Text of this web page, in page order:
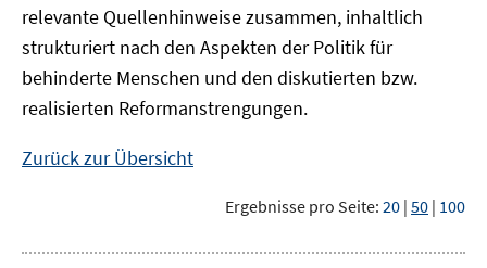
relevante Quellenhinweise zusammen, inhaltlich
strukturiert nach den Aspekten der Politik für
behinderte Menschen und den diskutierten bzw.
realisierten Reformanstrengungen.
Zurück zur Übersicht
Ergebnisse pro Seite: 20 | 50 | 100